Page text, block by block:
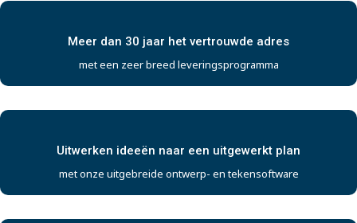
Meer dan 30 jaar het vertrouwde adres
met een zeer breed leveringsprogramma
Uitwerken ideeën naar een uitgewerkt plan
met onze uitgebreide ontwerp- en tekensoftware